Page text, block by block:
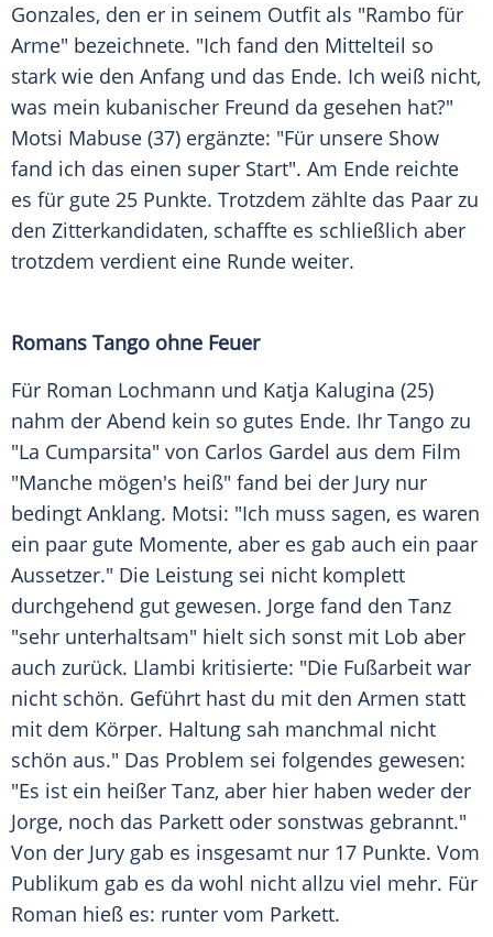
Gonzales, den er in seinem Outfit als "Rambo für
Arme" bezeichnete. "Ich fand den Mittelteil so
stark wie den Anfang und das Ende. Ich weiß nicht,
was mein kubanischer Freund da gesehen hat?"
Motsi Mabuse (37) ergänzte: "Für unsere Show
fand ich das einen super Start". Am Ende reichte
es für gute 25 Punkte. Trotzdem zählte das Paar zu
den Zitterkandidaten, schaffte es schließlich aber
trotzdem verdient eine Runde weiter.
Romans Tango ohne Feuer
Für Roman Lochmann und Katja Kalugina (25)
nahm der Abend kein so gutes Ende. Ihr Tango zu
"La Cumparsita" von Carlos Gardel aus dem Film
"Manche mögen's heiß" fand bei der Jury nur
bedingt Anklang. Motsi: "Ich muss sagen, es waren
ein paar gute Momente, aber es gab auch ein paar
Aussetzer." Die Leistung sei nicht komplett
durchgehend gut gewesen. Jorge fand den Tanz
"sehr unterhaltsam" hielt sich sonst mit Lob aber
auch zurück. Llambi kritisierte: "Die Fußarbeit war
nicht schön. Geführt hast du mit den Armen statt
mit dem Körper. Haltung sah manchmal nicht
schön aus." Das Problem sei folgendes gewesen:
"Es ist ein heißer Tanz, aber hier haben weder der
Jorge, noch das Parkett oder sonstwas gebrannt."
Von der Jury gab es insgesamt nur 17 Punkte. Vom
Publikum gab es da wohl nicht allzu viel mehr. Für
Roman hieß es: runter vom Parkett.